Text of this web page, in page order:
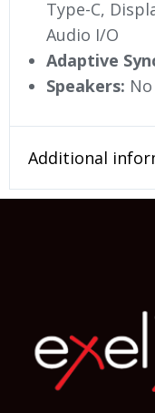
Type-C,
Audio I/O
Adaptive
Speakers: No
Additional